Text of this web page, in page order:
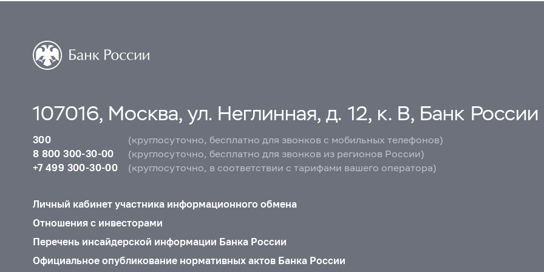
107016, Москва, ул. Неглинная, д. 12, к. В, Банк России
300
(круглосуточно, бесплатно для звонков с мобильных телефонов)
8 800 300-30-00
(круглосуточно, бесплатно для звонков из регионов России)
+7 499 300-30-00
(круглосуточно, в соответствии с тарифами вашего оператора)
Личный кабинет участника информационного обмена
Отношения с инвесторами
Перечень инсайдерской информации Банка России
Официальное опубликование нормативных актов Банка России